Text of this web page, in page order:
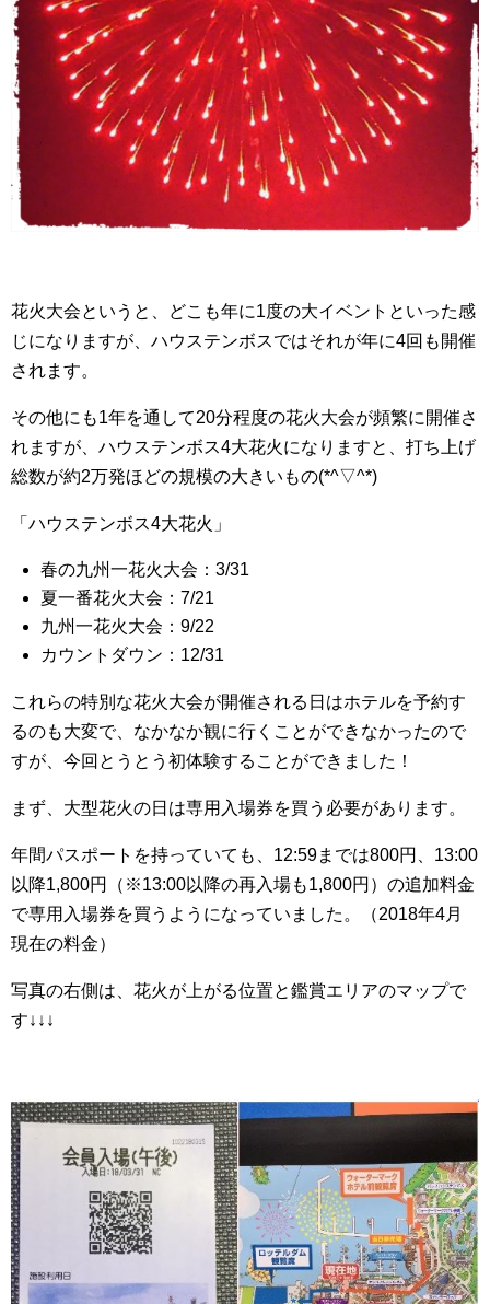
花火大会というと、どこも年に1度の大イベントといった感
じになりますが、ハウステンボスではそれが年に4回も開催
されます。
その他にも1年を通して20分程度の花火大会が頻繁に開催さ
れますが、ハウステンボス4大花火になりますと、打ち上げ
総数が約2万発ほどの規模の大きいもの(*^▽^*)
「ハウステンボス4大花火」
春の九州一花火大会：3/31
夏一番花火大会：7/21
九州一花火大会：9/22
カウントダウン：12/31
これらの特別な花火大会が開催される日はホテルを予約す
るのも大変で、なかなか観に行くことができなかったので
すが、今回とうとう初体験することができました！
まず、大型花火の日は専用入場券を買う必要があります。
年間パスポートを持っていても、12:59までは800円、13:00
以降1,800円（※13:00以降の再入場も1,800円）の追加料金
で専用入場券を買うようになっていました。（2018年4月
現在の料金）
写真の右側は、花火が上がる位置と鑑賞エリアのマップで
す↓↓↓